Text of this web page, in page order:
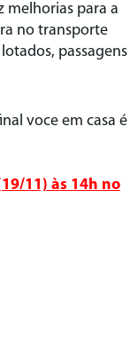
melhorias para a
no transporte
passagens
voce em casa é
11) às 14h no